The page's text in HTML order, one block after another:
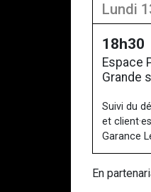
lundi
18h30
Espace
Grande
Suivi du
et
Garance
En